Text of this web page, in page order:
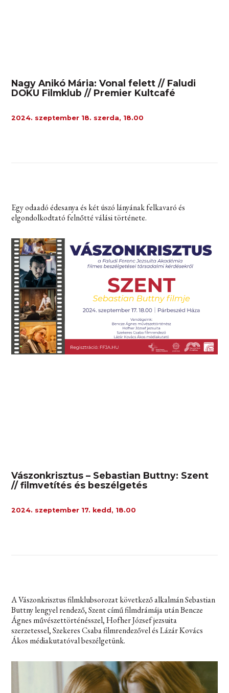
Nagy Anikó Mária: Vonal felett // Faludi
DOKU Filmklub // Premier Kultcafé
2024. szeptember 18. szerda, 18.00
Egy odaadó édesanya és két úszó lányának felkavaró és
elgondolkodtató felnőtté válási története.
Vászonkrisztus – Sebastian Buttny: Szent
// filmvetítés és beszélgetés
2024. szeptember 17. kedd, 18.00
A Vászonkrisztus filmklubsorozat következő alkalmán Sebastian
Buttny lengyel rendező, Szent című filmdrámája után Bencze
Ágnes művészettörténésszel, Hofher József jezsuita
szerzetessel, Szekeres Csaba filmrendezővel és Lázár Kovács
Ákos médiakutatóval beszélgetünk.